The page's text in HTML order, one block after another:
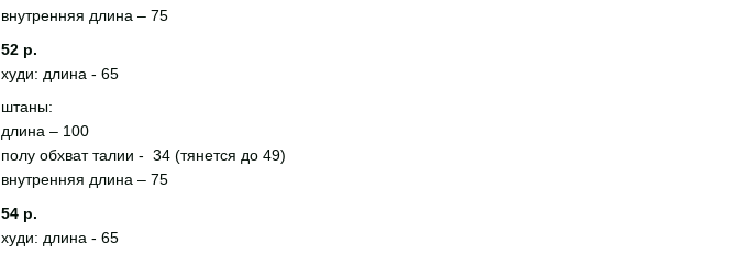
внутренняя длина – 75
52 р.
худи: длина - 65
штаны:
длина – 100
полу обхват талии - 34 (тянется до 49)
внутренняя длина – 75
54 р.
худи: длина - 65